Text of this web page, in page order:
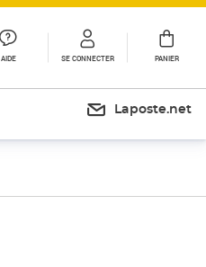
AIDE SE CONNECTER PANIER
Laposte.net